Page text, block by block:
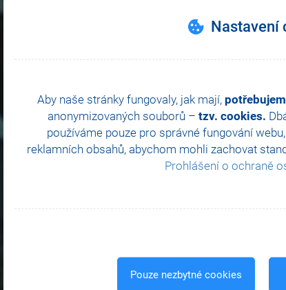
Nastavení
Aby naše stránky fungovaly, jak mají,
anonymizovaných souborů – tzv. cookies.
používáme pouze pro správné fungování
reklamních obsahů, abychom mohli zachovat
Prohlášení o ochraně
Pouze nezbytné cookies